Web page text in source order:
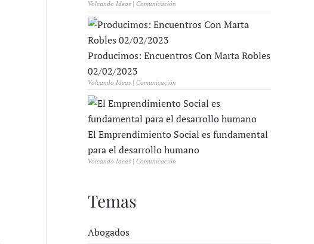
Volcando Ideas | Comunicación
Producimos: Encuentros Con Marta Robles
02/02/2023
Volcando Ideas | Comunicación
El Emprendimiento Social es fundamental
para el desarrollo humano
Volcando Ideas | Comunicación
Temas
Abogados